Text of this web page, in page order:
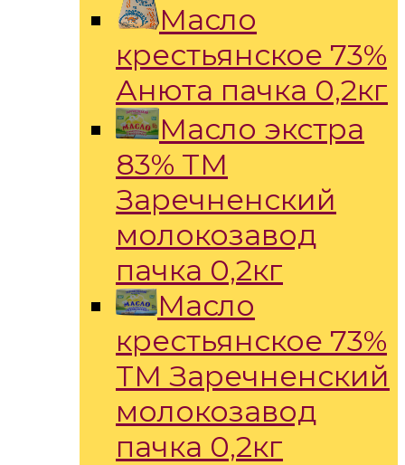
Масло
крестьянское 73%
Анюта пачка 0,2кг
Масло экстра
83% ТМ
Заречненский
молокозавод
пачка 0,2кг
Масло
крестьянское 73%
ТМ Заречненский
молокозавод
пачка 0,2кг